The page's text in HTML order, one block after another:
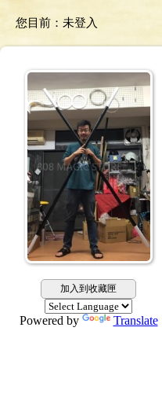
您目前： 未登入
加入到收藏匣
Powered by Translate